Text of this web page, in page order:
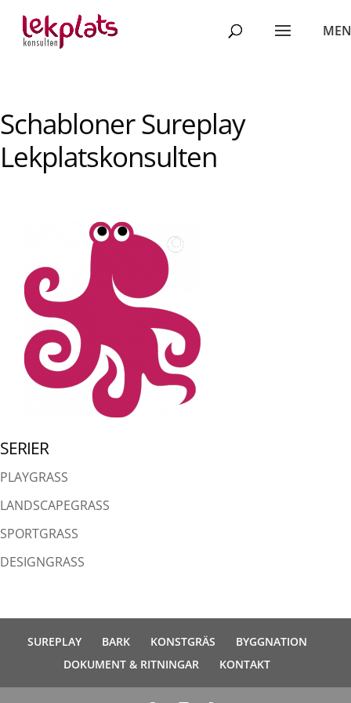
Schabloner Sureplay
Lekplatskonsulten
SERIER
PLAYGRASS
LANDSCAPEGRASS
SPORTGRASS
DESIGNGRASS
SUREPLAY BARK KONSTGRÄS
BYGGNATION
DOKUMENT & RITNINGAR
KONTAKT